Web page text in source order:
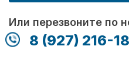
Или перезвоните по
8 (927) 216-